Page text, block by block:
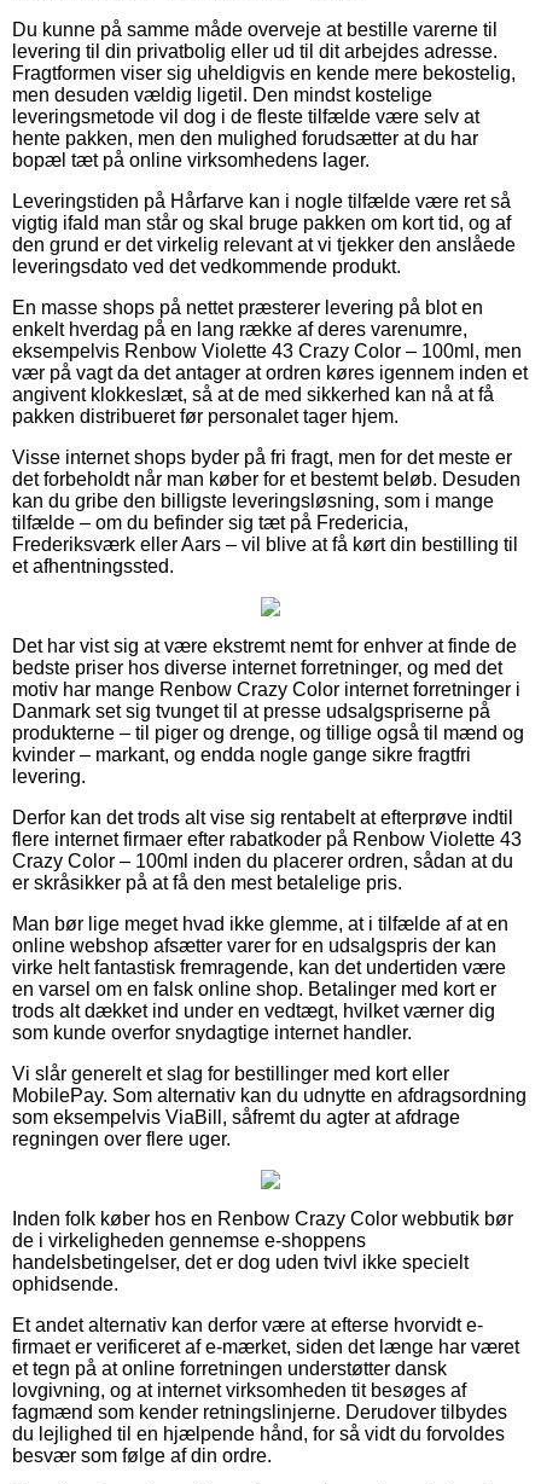
Du kunne på samme måde overveje at bestille varerne til
levering til din privatbolig eller ud til dit arbejdes adresse.
Fragtformen viser sig uheldigvis en kende mere bekostelig,
men desuden vældig ligetil. Den mindst kostelige
leveringsmetode vil dog i de fleste tilfælde være selv at
hente pakken, men den mulighed forudsætter at du har
bopæl tæt på online virksomhedens lager.
Leveringstiden på Hårfarve kan i nogle tilfælde være ret så
vigtig ifald man står og skal bruge pakken om kort tid, og af
den grund er det virkelig relevant at vi tjekker den anslåede
leveringsdato ved det vedkommende produkt.
En masse shops på nettet præsterer levering på blot en
enkelt hverdag på en lang række af deres varenumre,
eksempelvis Renbow Violette 43 Crazy Color – 100ml, men
vær på vagt da det antager at ordren køres igennem inden et
angivent klokkeslæt, så at de med sikkerhed kan nå at få
pakken distribueret før personalet tager hjem.
Visse internet shops byder på fri fragt, men for det meste er
det forbeholdt når man køber for et bestemt beløb. Desuden
kan du gribe den billigste leveringsløsning, som i mange
tilfælde – om du befinder sig tæt på Fredericia,
Frederiksværk eller Aars – vil blive at få kørt din bestilling til
et afhentningssted.
Det har vist sig at være ekstremt nemt for enhver at finde de
bedste priser hos diverse internet forretninger, og med det
motiv har mange Renbow Crazy Color internet forretninger i
Danmark set sig tvunget til at presse udsalgspriserne på
produkterne – til piger og drenge, og tillige også til mænd og
kvinder – markant, og endda nogle gange sikre fragtfri
levering.
Derfor kan det trods alt vise sig rentabelt at efterprøve indtil
flere internet firmaer efter rabatkoder på Renbow Violette 43
Crazy Color – 100ml inden du placerer ordren, sådan at du
er skråsikker på at få den mest betalelige pris.
Man bør lige meget hvad ikke glemme, at i tilfælde af at en
online webshop afsætter varer for en udsalgspris der kan
virke helt fantastisk fremragende, kan det undertiden være
en varsel om en falsk online shop. Betalinger med kort er
trods alt dækket ind under en vedtægt, hvilket værner dig
som kunde overfor snydagtige internet handler.
Vi slår generelt et slag for bestillinger med kort eller
MobilePay. Som alternativ kan du udnytte en afdragsordning
som eksempelvis ViaBill, såfremt du agter at afdrage
regningen over flere uger.
Inden folk køber hos en Renbow Crazy Color webbutik bør
de i virkeligheden gennemse e-shoppens
handelsbetingelser, det er dog uden tvivl ikke specielt
ophidsende.
Et andet alternativ kan derfor være at efterse hvorvidt e-
firmaet er verificeret af e-mærket, siden det længe har været
et tegn på at online forretningen understøtter dansk
lovgivning, og at internet virksomheden tit besøges af
fagmænd som kender retningslinjerne. Derudover tilbydes
du lejlighed til en hjælpende hånd, for så vidt du forvoldes
besvær som følge af din ordre.